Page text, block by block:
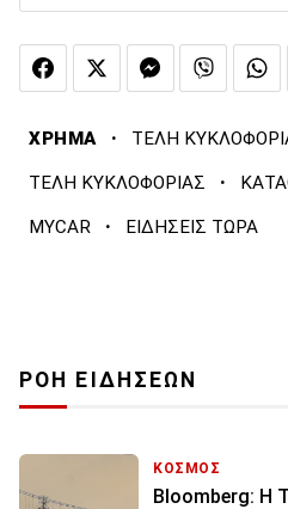
ΧΡΗΜΑ · ΤΕΛΗ
ΤΕΛΗ ΚΥΚΛΟΦΟΡΙΑΣ ·
MYCAR · ΕΙΔΗΣΕΙΣ ΤΩΡΑ
ΡΟΗ ΕΙΔΗΣΕΩΝ
ΚΟΣΜΟΣ
Bloomberg: Η